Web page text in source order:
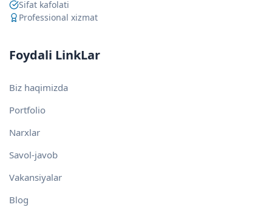
Sifat kafolati
Professional xizmat
Foydali LinkLar
Biz haqimizda
Portfolio
Narxlar
Savol-javob
Vakansiyalar
Blog